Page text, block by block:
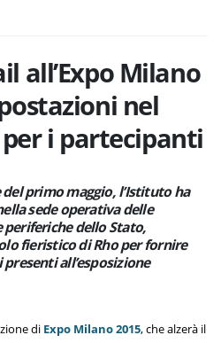
all’Expo Milano
nel
i partecipanti
primo maggio, l’Istituto ha
sede operativa delle
dello Stato,
fieristico di Rho per fornire
all’esposizione
di Expo Milano 2015, che alzerà il